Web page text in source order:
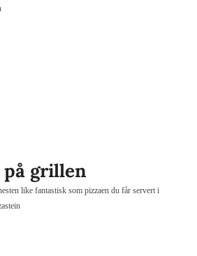
grillen
like fantastisk som pizzaen du får servert i